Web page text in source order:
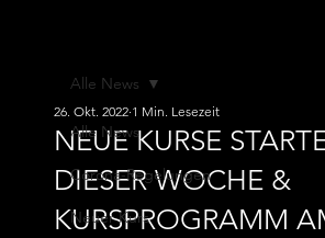
1845 e.V.
Alle News
Corona-Regelungen
Neuer Kurs
Alle News
NEUE KURSE
DIESER WOCHE &
KURSPROGRAMM
26. Okt. 2022 1 Min. Lesezeit